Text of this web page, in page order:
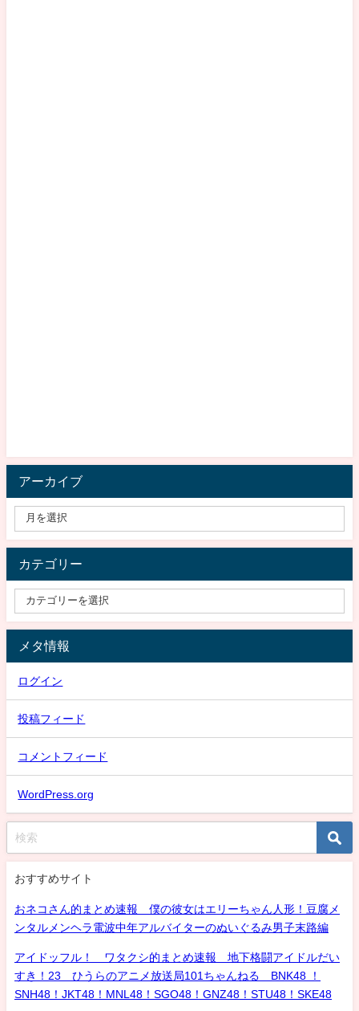
アーカイブ
カテゴリー
メタ情報
ログイン
投稿フィード
コメントフィード
WordPress.org
おすすめサイト
おネコさん的まとめ速報 僕の彼女はエリーちゃん人形！豆腐メ
ンタルメンヘラ電波中年アルバイターのぬいぐるみ男子末路編
アイドッフル！ ワタクシ的まとめ速報 地下格闘アイドルだい
すき！23 ひうらのアニメ放送局101ちゃんねる BNK48 ！
SNH48！JKT48！MNL48！SGO48！GNZ48！STU48！SKE48